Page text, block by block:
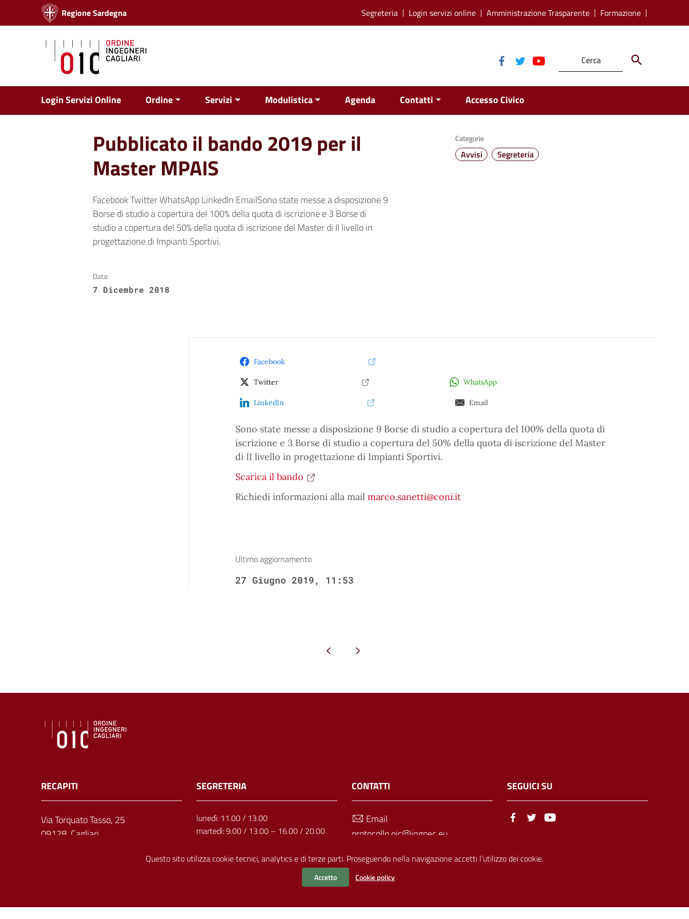
Questo sito utilizza cookie tecnici, analytics e di terze parti. Proseguendo nella navigazione accetti l’utilizzo dei cookie.
Accetto Cookie policy
Vai ai contenuti
Vai al menu di navigazione
Regione Sardegna Segreteria Login servizi online Amministrazione Trasparente Formazione
Login Servizi Online Ordine Servizi Modulistica Agenda Contatti Accesso Civico
Pubblicato il bando 2019 per il
Master MPAIS
Facebook Twitter WhatsApp LinkedIn EmailSono state messe a disposizione 9
Borse di studio a copertura del 100% della quota di iscrizione e 3 Borse di
studio a copertura del 50% della quota di iscrizione del Master di II livello in
progettazione di Impianti Sportivi.
Categorie
Avvisi Segreteria
Data:
7 Dicembre 2018
Facebook
Twitter WhatsApp
LinkedIn Email
Sono state messe a disposizione 9 Borse di studio a copertura del 100% della quota di
iscrizione e 3 Borse di studio a copertura del 50% della quota di iscrizione del Master
di II livello in progettazione di Impianti Sportivi.
Scarica il bando
Richiedi informazioni alla mail marco.sanetti@coni.it
Ultimo aggiornamento
27 Giugno 2019, 11:53
Pagina precedentePagina successiva
RECAPITI
Via Torquato Tasso, 25
09128, Cagliari
SEGRETERIA
lunedì: 11.00 / 13.00
martedì: 9.00 / 13.00 – 16.00 / 20.00
giovedì: 9.00 / 13.00 – 16.00 / 20.00
CONTATTI
Email
protocollo.oic@ingpec.eu
Telefono
070 499703
SEGUICI SU